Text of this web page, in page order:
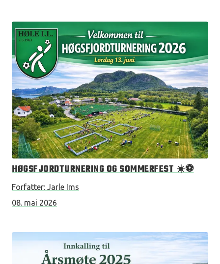
HØGSFJORDTURNERING OG SOMMERFEST ☀️⚽
Forfatter: Jarle Ims
08. mai 2026